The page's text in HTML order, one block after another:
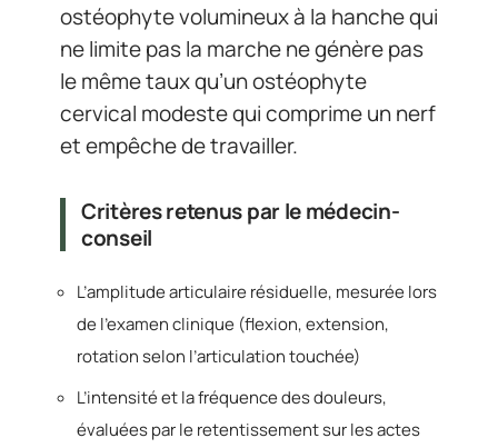
ostéophyte volumineux à la hanche qui
ne limite pas la marche ne génère pas
le même taux qu’un ostéophyte
cervical modeste qui comprime un nerf
et empêche de travailler.
Critères retenus par le médecin-
conseil
L’amplitude articulaire résiduelle, mesurée lors
de l’examen clinique (flexion, extension,
rotation selon l’articulation touchée)
L’intensité et la fréquence des douleurs,
évaluées par le retentissement sur les actes